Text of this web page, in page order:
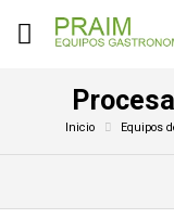
Inicio Equipos